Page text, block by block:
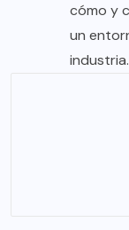
cómo y
un
industria.